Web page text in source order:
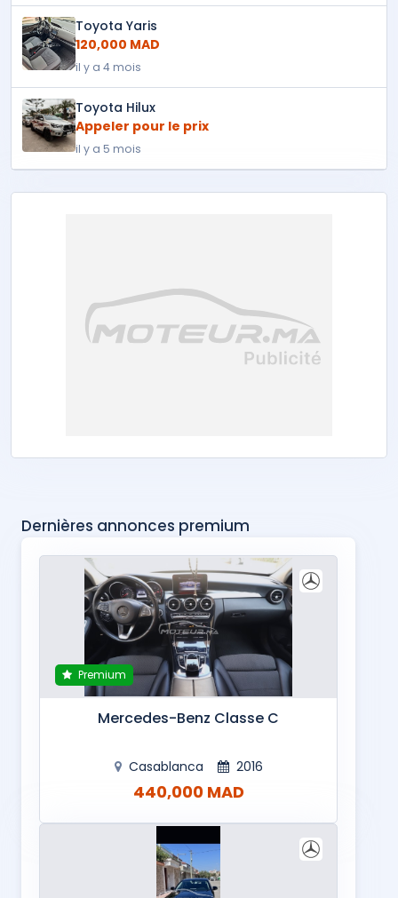
Toyota Yaris
120,000 MAD
il y a 4 mois
Toyota Hilux
Appeler pour le prix
il y a 5 mois
Dernières annonces premium
Premium
Mercedes-Benz Classe C
Casablanca 2016
440,000 MAD